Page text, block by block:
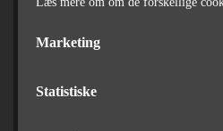
Marketing
Statistiske